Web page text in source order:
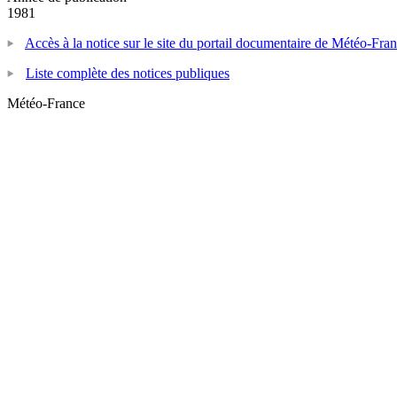
1981
Accès à la notice sur le site du portail documentaire de Météo-
Liste complète des notices publiques
Météo-France